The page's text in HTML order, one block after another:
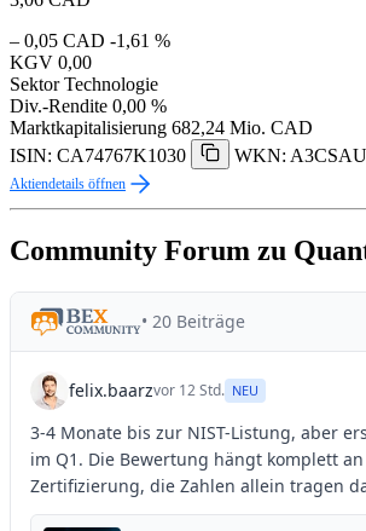
– 0,05 CAD -1,61 %
KGV 0,00
Sektor Technologie
Div.-Rendite 0,00 %
Marktkapitalisierung 682,24 Mio. CAD
ISIN: CA74767K1030
WKN: A3CSAU
Aktiendetails öffnen
Community Forum zu